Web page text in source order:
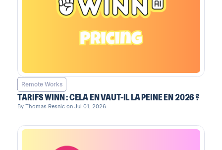
Remote Works
TARIFS WINN : CELA EN VAUT-IL LA PEINE EN 2026 ?
By Thomas Resnic on Jul 01, 2026